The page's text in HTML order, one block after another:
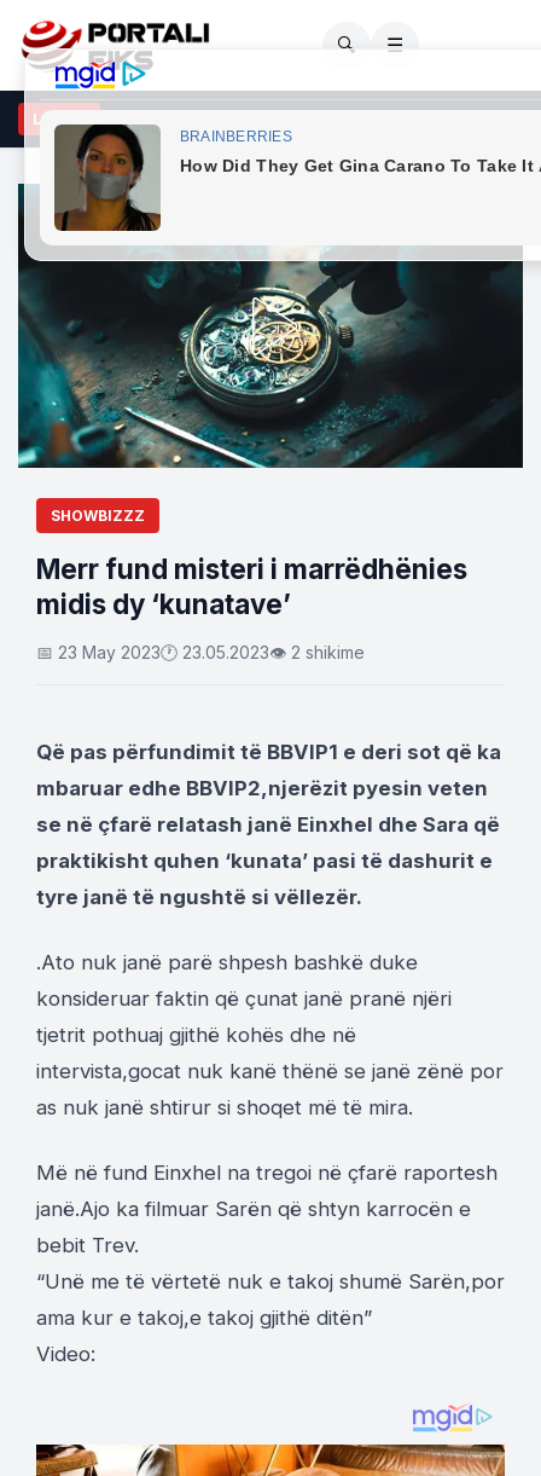
🔍 ☰
LAJME
opozitën: Po bllokon shtetin me shpresën se do ta rrëzojë
SHOWBIZZZ
Merr fund misteri i marrëdhënies
midis dy ‘kunatave’
📅 23 May 2023🕐 23.05.2023👁 2 shikime
Që pas përfundimit të BBVIP1 e deri sot që ka
mbaruar edhe BBVIP2,njerëzit pyesin veten
se në çfarë relatash janë Einxhel dhe Sara që
praktikisht quhen ‘kunata’ pasi të dashurit e
tyre janë të ngushtë si vëllezër.
.Ato nuk janë parë shpesh bashkë duke
konsideruar faktin që çunat janë pranë njëri
tjetrit pothuaj gjithë kohës dhe në
intervista,gocat nuk kanë thënë se janë zënë por
as nuk janë shtirur si shoqet më të mira.
Më në fund Einxhel na tregoi në çfarë raportesh
janë.Ajo ka filmuar Sarën që shtyn karrocën e
bebit Trev.
“Unë me të vërtetë nuk e takoj shumë Sarën,por
ama kur e takoj,e takoj gjithë ditën”
Video: